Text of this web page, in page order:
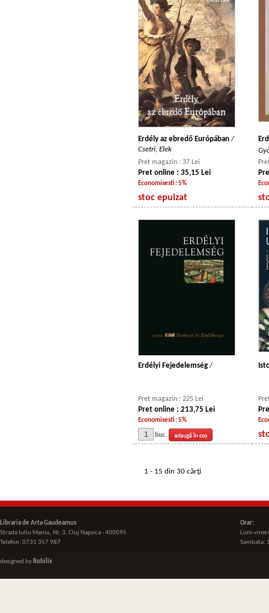
Erdély az ebredő Európában /
Csetri, Elek
Pret magazin : 37 Lei
Pret online : 35,15 Lei
Economisesti : 5%
stoc epuizat
Erdélyi Fejedelemség /
Pret magazin : 225 Lei
Pret online : 213,75 Lei
Economisesti : 5%
buc.
1 - 15 din 30 cărţi
Libraria de Arta Gaudeamus
Strada Iuliu Maniu, Nr. 3, Cluj Napoca - 400095
Telefon: 0731 357 987
designed by Robilix
Orar:
Luni-
Sambata: